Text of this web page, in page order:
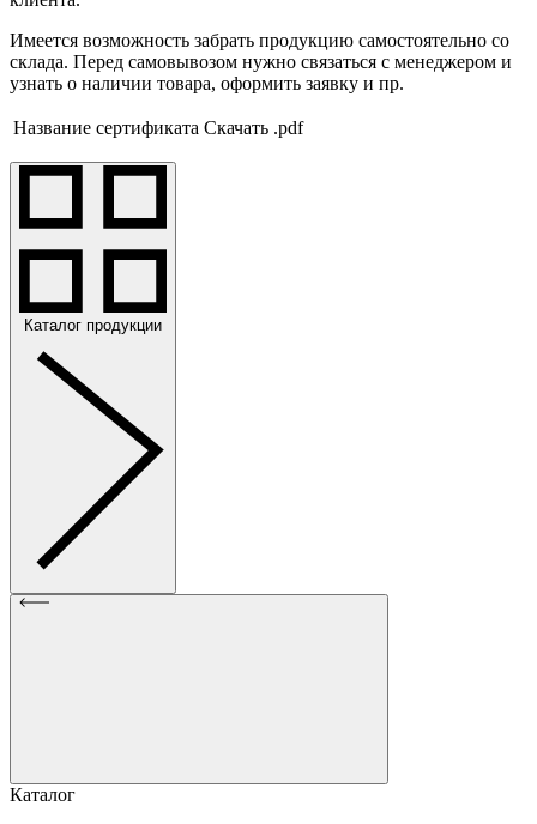
Имеется возможность забрать продукцию самостоятельно со
склада. Перед самовывозом нужно связаться с менеджером и
узнать о наличии товара, оформить заявку и пр.
Название сертификата Скачать .pdf
Каталог продукции
Каталог